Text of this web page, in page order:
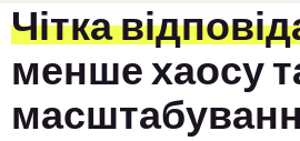
Чітка
менше хаосу